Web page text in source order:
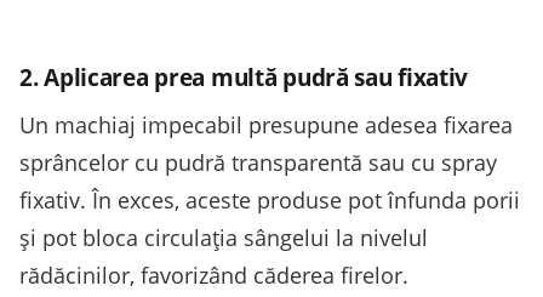
2. Aplicarea prea multă pudră sau fixativ
Un machiaj impecabil presupune adesea fixarea
sprâncelor cu pudră transparentă sau cu spray
fixativ. În exces, aceste produse pot înfunda porii
și pot bloca circulația sângelui la nivelul
rădăcinilor, favorizând căderea firelor.